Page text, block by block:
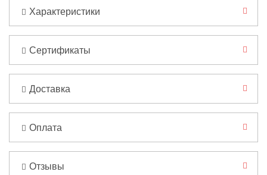
Характеристики
Сертификаты
Доставка
Оплата
Отзывы